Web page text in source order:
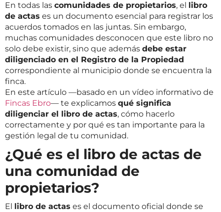
En todas las comunidades de propietarios, el libro
de actas es un documento esencial para registrar los
acuerdos tomados en las juntas. Sin embargo,
muchas comunidades desconocen que este libro no
solo debe existir, sino que además debe estar
diligenciado en el Registro de la Propiedad
correspondiente al municipio donde se encuentra la
finca.
En este artículo —basado en un vídeo informativo de
Fincas Ebro— te explicamos qué significa
diligenciar el libro de actas, cómo hacerlo
correctamente y por qué es tan importante para la
gestión legal de tu comunidad.
¿Qué es el libro de actas de
una comunidad de
propietarios?
El libro de actas es el documento oficial donde se